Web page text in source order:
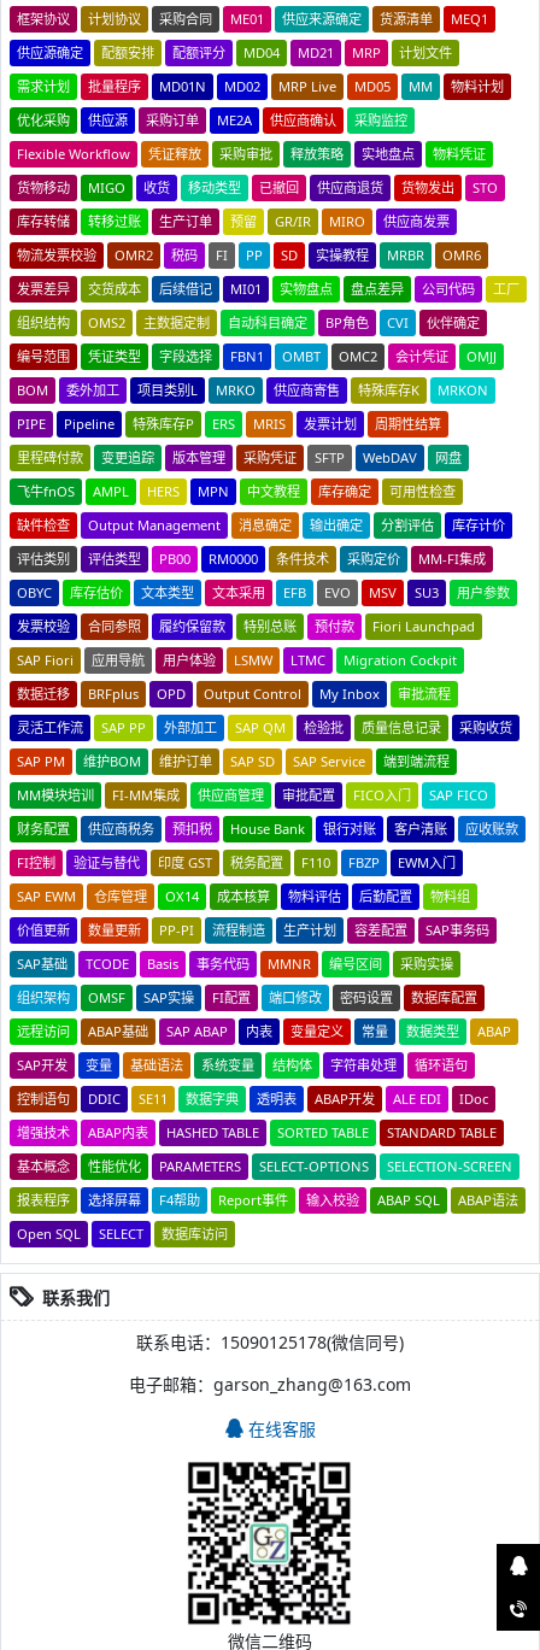
框架协议
计划协议 采购合同 ME01 供应来源确定 货源清单
MEQ1
供应源确定
配额安排 配额评分 MD04 MD21 MRP
计划文件
需求计划
批量程序 MD01N MD02 MRP Live MD05 MM
物料计划
优化采购
供应源 采购订单 ME2A 供应商确认
采购监控
Flexible Workflow
凭证释放 采购审批 释放策略 实地盘点
物料凭证
货物移动
MIGO 收货 移动类型 已撤回 供应商退货 货物发出
STO
库存转储
转移过账 生产订单 预留 GR/IR MIRO
供应商发票
物流发票校验
OMR2 税码 FI PP SD 实操教程 MRBR
OMR6
发票差异
交货成本 后续借记 MI01 实物盘点 盘点差异 公司代码
工厂
组织结构
OMS2 主数据定制 自动科目确定 BP角色 CVI
伙伴确定
编号范围
凭证类型 字段选择 FBN1 OMBT OMC2 会计凭证
OMJJ
BOM
委外加工 项目类别L MRKO 供应商寄售 特殊库存K
MRKON
PIPE
Pipeline 特殊库存P ERS MRIS 发票计划
周期性结算
里程碑付款
变更追踪 版本管理 采购凭证 SFTP WebDAV
网盘
飞牛fnOS
AMPL HERS MPN 中文教程 库存确定
可用性检查
缺件检查
Output Management 消息确定 输出确定 分割评估
库存计价
评估类别
评估类型 PB00 RM0000 条件技术 采购定价
MM-FI集成
OBYC
库存估价 文本类型 文本采用 EFB EVO MSV SU3
用户参数
发票校验
合同参照 履约保留款 特别总账 预付款
Fiori Launchpad
SAP Fiori
应用导航 用户体验 LSMW LTMC
Migration Cockpit
数据迁移
BRFplus OPD Output Control My Inbox
审批流程
灵活工作流
SAP PP 外部加工 SAP QM 检验批 质量信息记录
采购收货
SAP PM
维护BOM 维护订单 SAP SD SAP Service
端到端流程
MM模块培训
FI-MM集成 供应商管理 审批配置 FICO入门
SAP FICO
财务配置
供应商税务 预扣税 House Bank 银行对账 客户清账
应收账款
FI控制
验证与替代 印度 GST 税务配置 F110 FBZP
EWM入门
SAP EWM
仓库管理 OX14 成本核算 物料评估 后勤配置
物料组
价值更新
数量更新 PP-PI 流程制造 生产计划 容差配置
SAP事务码
SAP基础
TCODE Basis 事务代码 MMNR 编号区间
采购实操
组织架构
OMSF SAP实操 FI配置 端口修改 密码设置
数据库配置
远程访问
ABAP基础 SAP ABAP 内表 变量定义 常量 数据类型
ABAP
SAP开发
变量 基础语法 系统变量 结构体 字符串处理
循环语句
控制语句
DDIC SE11 数据字典 透明表 ABAP开发 ALE EDI
IDoc
增强技术
ABAP内表 HASHED TABLE SORTED TABLE
STANDARD TABLE
基本概念
性能优化 PARAMETERS SELECT-OPTIONS
SELECTION-SCREEN
报表程序
选择屏幕 F4帮助 Report事件 输入校验 ABAP SQL
ABAP语法
Open SQL
SELECT 数据库访问
联系我们
联系电话：15090125178(微信同号)
电子邮箱：garson_zhang@163.com
在线客服
微信二维码